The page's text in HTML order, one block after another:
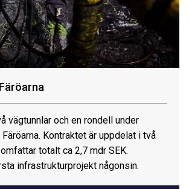
vägtunnlar och en rondell under
Kontraktet är uppdelat i två
totalt ca 2,7 mdr SEK.
infrastrukturprojekt någonsin.